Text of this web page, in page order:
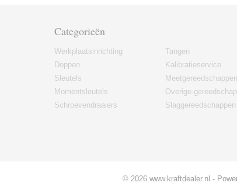
Categorieën
Werkplaatsinrichting
Doppen
Sleutels
Momentsleutels
Schroevendraaiers
Tangen
Kalibratieservice
Meetgereedschappen
Overige-
Slaggereedschappen
© 2026 www.kraftdealer.nl -